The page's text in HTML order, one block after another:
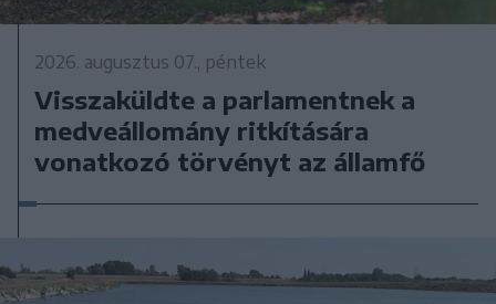
2026. augusztus 07., péntek
Visszaküldte a parlamentnek a
medveállomány ritkítására
vonatkozó törvényt az államfő